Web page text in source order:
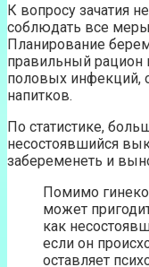
К вопросу зачатия
соблюдать все
Планирование
правильный рацион
половых инфекций,
напитков.
По статистике,
несостоявшийся
забеременеть и
Помимо
может
как
если он
оставляет